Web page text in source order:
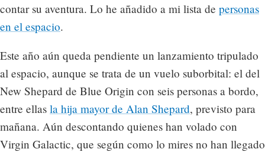
contar su aventura. Lo he añadido a mi lista de personas
en el espacio.
Este año aún queda pendiente un lanzamiento tripulado
al espacio, aunque se trata de un vuelo suborbital: el del
New Shepard de Blue Origin con seis personas a bordo,
entre ellas la hija mayor de Alan Shepard, previsto para
mañana. Aún descontando quienes han volado con
Virgin Galactic, que según como lo mires no han llegado